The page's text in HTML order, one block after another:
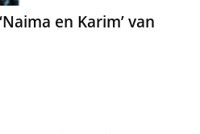
en Karim’ van